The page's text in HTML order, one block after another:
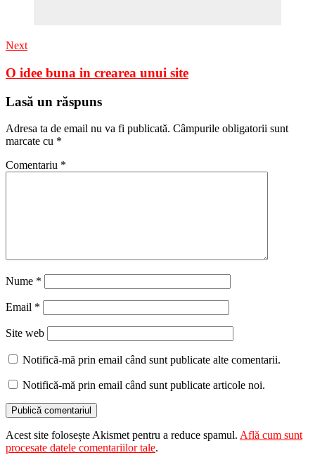
Next
O idee buna in crearea unui site
Lasă un răspuns
Adresa ta de email nu va fi publicată. Câmpurile obligatorii sunt
marcate cu *
Comentariu *
Nume *
Email *
Site web
Notifică-mă prin email când sunt publicate alte comentarii.
Notifică-mă prin email când sunt publicate articole noi.
Acest site folosește Akismet pentru a reduce spamul. Află cum sunt
procesate datele comentariilor tale.